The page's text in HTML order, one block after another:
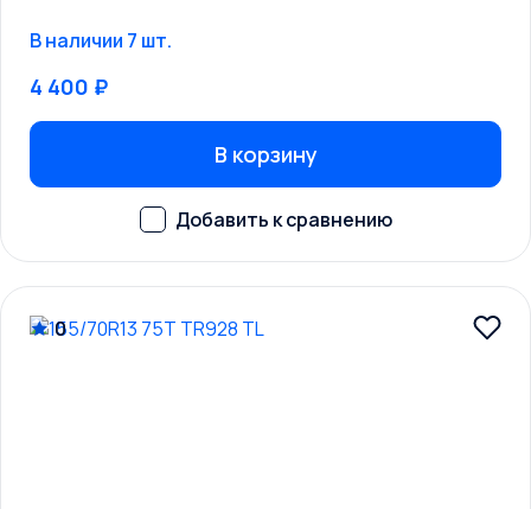
В наличии 7 шт.
4 400 ₽
В корзину
0